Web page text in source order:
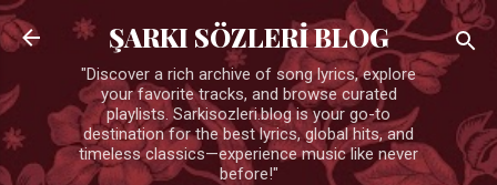
Ana içeriğe atla
ŞARKI SÖZLERİ BLOG
"Discover a rich archive of song lyrics, explore
your favorite tracks, and browse curated
playlists. Sarkisozleri.blog is your go-to
destination for the best lyrics, global hits, and
timeless classics—experience music like never
before!"